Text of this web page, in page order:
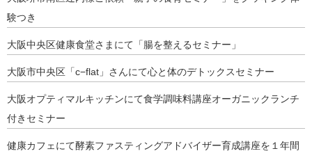
験つき
大阪中央区健康食堂さまにて「腸を整えるセミナー」
大阪市中央区「c−flat」さんにて心と体のデトックスセミナー
大阪オプティマルキッチンにて食学調味料講座オーガニックランチ
付きセミナー
健康カフェにて酵素ファスティングアドバイザー育成講座を１年間